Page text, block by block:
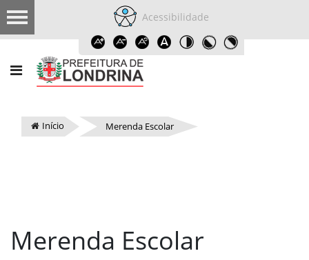
Acessibilidade
Início Merenda Escolar
Merenda Escolar